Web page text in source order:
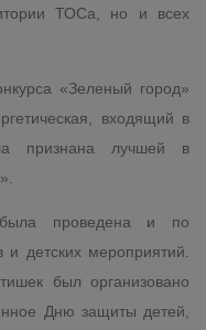
ТОСа, но и всех
«Зеленый город»
входящий в
признана лучшей в
проведена и по
и детских мероприятий.
был организовано
Дню защиты детей,